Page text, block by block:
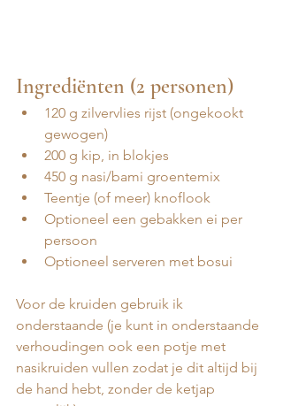
Ingrediënten (2 personen)
120 g zilvervlies rijst (ongekookt
gewogen)
200 g kip, in blokjes
450 g nasi/bami groentemix
Teentje (of meer) knoflook
Optioneel een gebakken ei per
persoon
Optioneel serveren met bosui
Voor de kruiden gebruik ik
onderstaande (je kunt in onderstaande
verhoudingen ook een potje met
nasikruiden vullen zodat je dit altijd bij
de hand hebt, zonder de ketjap